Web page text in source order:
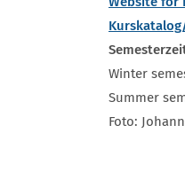
Winter
Summer
Foto: